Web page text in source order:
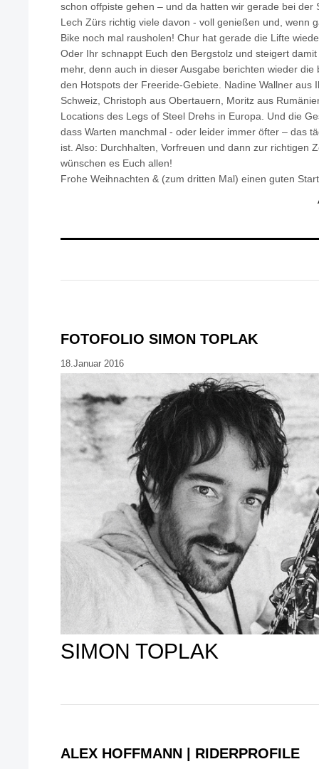
schon offpiste gehen – und da hatten wir gerade bei der
Lech Zürs richtig viele davon - voll genießen und, wenn
Bike noch mal rausholen! Chur hat gerade die Lifte
Oder Ihr schnappt Euch den Bergstolz und steigert
mehr, denn auch in dieser Ausgabe berichten wieder
den Hotspots der Freeride-Gebiete. Nadine Wallner aus
Schweiz, Christoph aus Obertauern, Moritz aus
Locations des Legs of Steel Drehs in Europa. Und die
dass Warten manchmal - oder leider immer öfter – das
ist. Also: Durchhalten, Vorfreuen und dann zur richtigen
wünschen es Euch allen!
Frohe Weihnachten & (zum dritten Mal) einen guten
FOTOFOLIO SIMON TOPLAK
18.Januar 2016
SIMON TOPLAK
ALEX HOFFMANN | RIDERPROFILE